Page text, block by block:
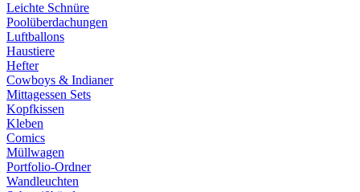
Leichte Schnüre
Poolüberdachungen
Luftballons
Haustiere
Hefter
Cowboys & Indianer
Mittagessen Sets
Kopfkissen
Kleben
Comics
Müllwagen
Portfolio-Ordner
Wandleuchten